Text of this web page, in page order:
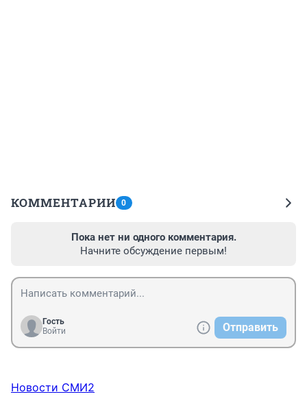
КОММЕНТАРИИ 0
Пока нет ни одного комментария.
Начните обсуждение первым!
Гость
Войти
Отправить
Новости СМИ2